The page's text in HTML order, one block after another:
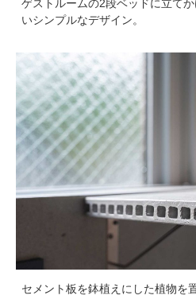
ゲストルームの2段ベッドに立て
いシンプルなデザイン。
セメント板を鉢植えにした植物を